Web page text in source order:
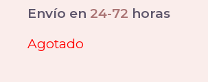
Envío en 24-72 horas
Agotado